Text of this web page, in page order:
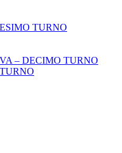
TURNO
– DECIMO TURNO